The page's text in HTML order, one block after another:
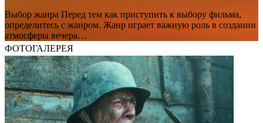
Выбор жанра Перед тем как приступить к выбору фильма,
определитесь с жанром. Жанр играет важную роль в создании
атмосферы вечера…
ФОТОГАЛЕРЕЯ